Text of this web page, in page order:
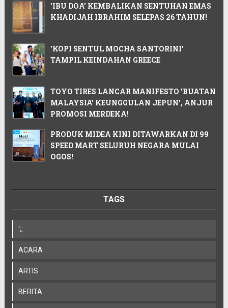
'IBU DOA' KEMBALIKAN SENTUHAN EMAS
KHADIJAH IBRAHIM SELEPAS 26 TAHUN!
'KOPI SENTUL MOCHA SANTORINI'
TAMPIL KEINDAHAN GREECE
TOYO TIRES LANCAR MANIFESTO 'BUATAN
MALAYSIA' KEUNGGULAN JEPUN', ANJUR
PROMOSI MERDEKA!
PRODUK MIDEA KINI DITAWARKAN DI 99
SPEED MART SELURUH NEGARA MULAI
OGOS!
TAGS
';;
ACARA
ARTIS
BERITA